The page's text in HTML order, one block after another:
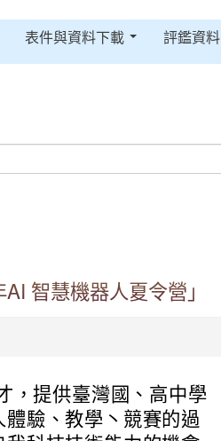
表件與資料下載 評鑑資料
智慧機器人夏令營」
，提供臺灣國、高中學
驗、教學丶競賽的過